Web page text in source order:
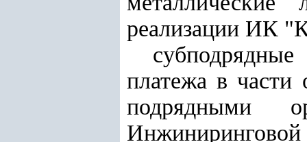
реализации ИК
платежа в
подрядными